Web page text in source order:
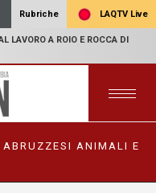
Rubriche LAQTV Live
LAVORO A ROIO E ROCCA DI
ANIMALI E